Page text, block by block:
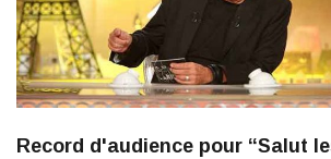
Record d'audience pour “Salut